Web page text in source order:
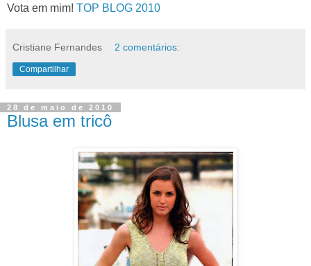
Vota em mim! TOP BLOG 2010
Cristiane Fernandes 2 comentários:
Compartilhar
28 de maio de 2010
Blusa em tricô